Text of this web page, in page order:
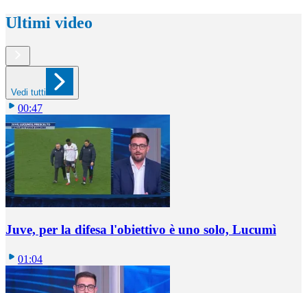
Ultimi video
Vedi tutti
00:47
Juve, per la difesa l'obiettivo è uno solo, Lucumì
01:04